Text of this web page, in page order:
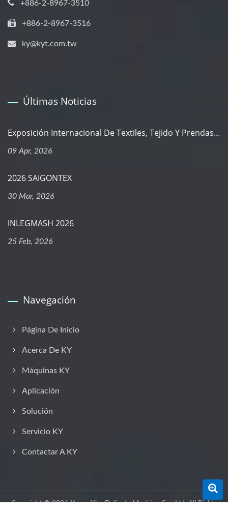
+886-2-8967-3510
+886-2-8967-3516
ky@kyt.com.tw
Últimas Noticias
Exposición Internacional De Textiles, Tejido Y Prendas...
09 Apr, 2026
2026 SAIGONTEX
30 Mar, 2026
INLEGMASH 2026
25 Feb, 2026
Navegación
Página De Inicio
Acerca De KY
Máquinas KY
Aplicación
Solución
Servicio KY
Contactar A KY
Copyright © 2026Kyang Yhe Delicate Machine Co., Ltd.All Rights